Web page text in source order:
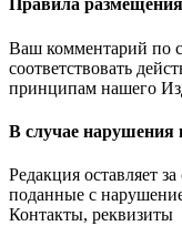
Правила
Ваш комментарий по
соответствовать
принципам нашего
В случае нарушения
Редакция оставляет
поданные с
Контакты, реквизиты